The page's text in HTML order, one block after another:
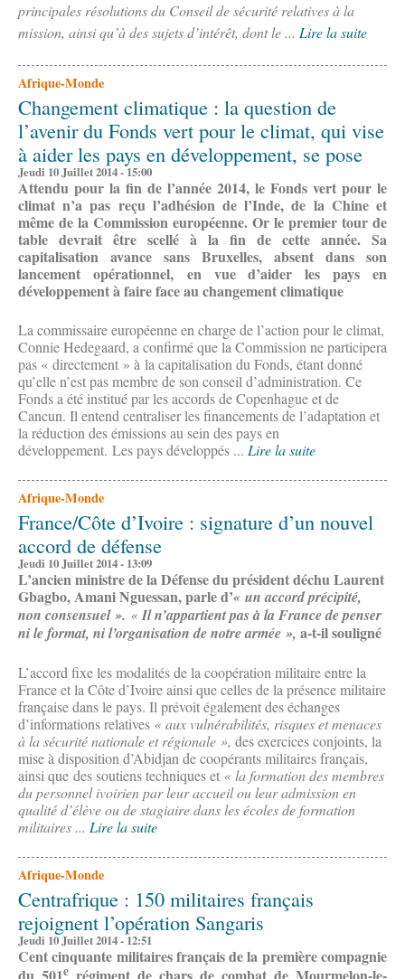
principales résolutions du Conseil de sécurité relatives à la
mission, ainsi qu’à des sujets d’intérêt, dont le ... Lire la suite
Afrique-Monde
Changement climatique : la question de
l’avenir du Fonds vert pour le climat, qui vise
à aider les pays en développement, se pose
Jeudi 10 Juillet 2014 - 15:00
Attendu pour la fin de l’année 2014, le Fonds vert pour le
climat n’a pas reçu l’adhésion de l’Inde, de la Chine et
même de la Commission européenne. Or le premier tour de
table devrait être scellé à la fin de cette année. Sa
capitalisation avance sans Bruxelles, absent dans son
lancement opérationnel, en vue d’aider les pays en
développement à faire face au changement climatique
La commissaire européenne en charge de l’action pour le climat,
Connie Hedegaard, a confirmé que la Commission ne participera
pas « directement » à la capitalisation du Fonds, étant donné
qu’elle n’est pas membre de son conseil d’administration. Ce
Fonds a été institué par les accords de Copenhague et de
Cancun. Il entend centraliser les financements de l’adaptation et
la réduction des émissions au sein des pays en
développement. Les pays développés ... Lire la suite
Afrique-Monde
France/Côte d’Ivoire : signature d’un nouvel
accord de défense
Jeudi 10 Juillet 2014 - 13:09
L’ancien ministre de la Défense du président déchu Laurent
Gbagbo, Amani Nguessan, parle d’« un accord précipité,
non consensuel ». «Il n’appartient pas à la France de penser
ni le format, ni l’organisation de notre armée », a-t-il souligné
L’accord fixe les modalités de la coopération militaire entre la
France et la Côte d’Ivoire ainsi que celles de la présence militaire
française dans le pays. Il prévoit également des échanges
d’informations relatives « aux vulnérabilités, risques et menaces
à la sécurité nationale et régionale », des exercices conjoints, la
mise à disposition d’Abidjan de coopérants militaires français,
ainsi que des soutiens techniques et « la formation des membres
du personnel ivoirien par leur accueil ou leur admission en
qualité d’élève ou de stagiaire dans les écoles de formation
militaires ... Lire la suite
Afrique-Monde
Centrafrique : 150 militaires français
rejoignent l’opération Sangaris
Jeudi 10 Juillet 2014 - 12:51
Cent cinquante militaires français de la première compagnie
e